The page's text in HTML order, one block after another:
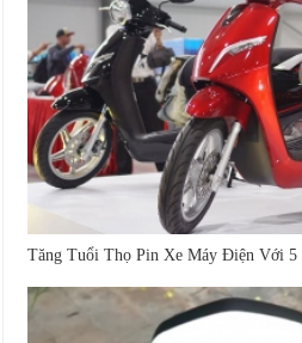
Tăng Tuổi Thọ Pin Xe Máy Điện Với 5